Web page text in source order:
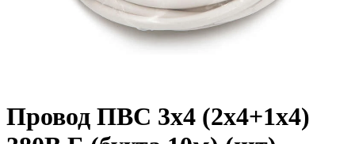
Провод ПВС 3х4 (2х4+1х4)